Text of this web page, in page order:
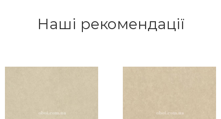
Наші рекомендації